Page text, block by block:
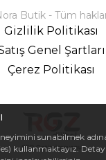
Butik - Tüm hakları
Gizlilik Politikası
Genel Şartları
Çerez Politikası
sunabilmek
kullanmaktayız.